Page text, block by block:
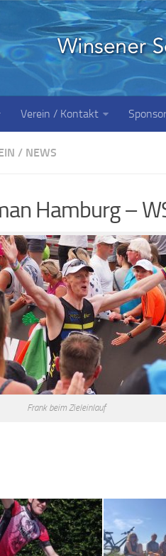
Verein / Kontakt
/ NEWS
Hamburg –
Frank beim Zieleinlauf